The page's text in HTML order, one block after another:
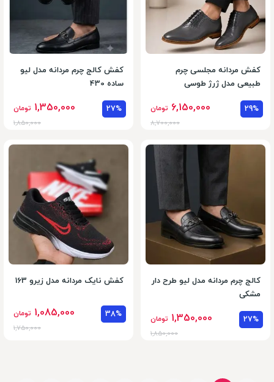
کفش مردانه مجلسی چرم
طبیعی مدل ژرژ طوسی
29%
6,150,000 تومان
8,700,000
کفش کالج چرم مردانه مدل لیو
ساده 430
27%
1,350,000 تومان
1,850,000
کالج چرم مردانه مدل لیو طرح دار
مشکی
27%
1,350,000 تومان
1,850,000
کفش نایک مردانه مدل زیرو 163
38%
1,085,000 تومان
1,750,000